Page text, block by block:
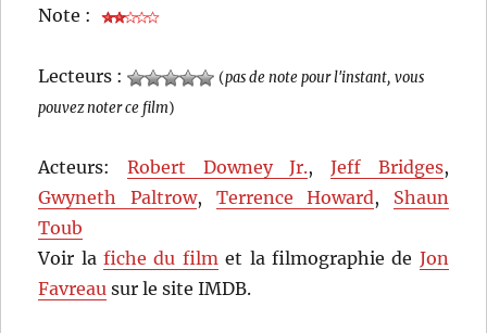
Note :
Lecteurs : (pas de note pour l'instant, vous
pouvez noter ce film)
Acteurs: Robert Downey Jr.,Jeff Bridges,
Gwyneth Paltrow, Terrence Howard, Shaun
Toub
Voir lafiche du filmet la filmographie de Jon
Favreau sur le site IMDB.